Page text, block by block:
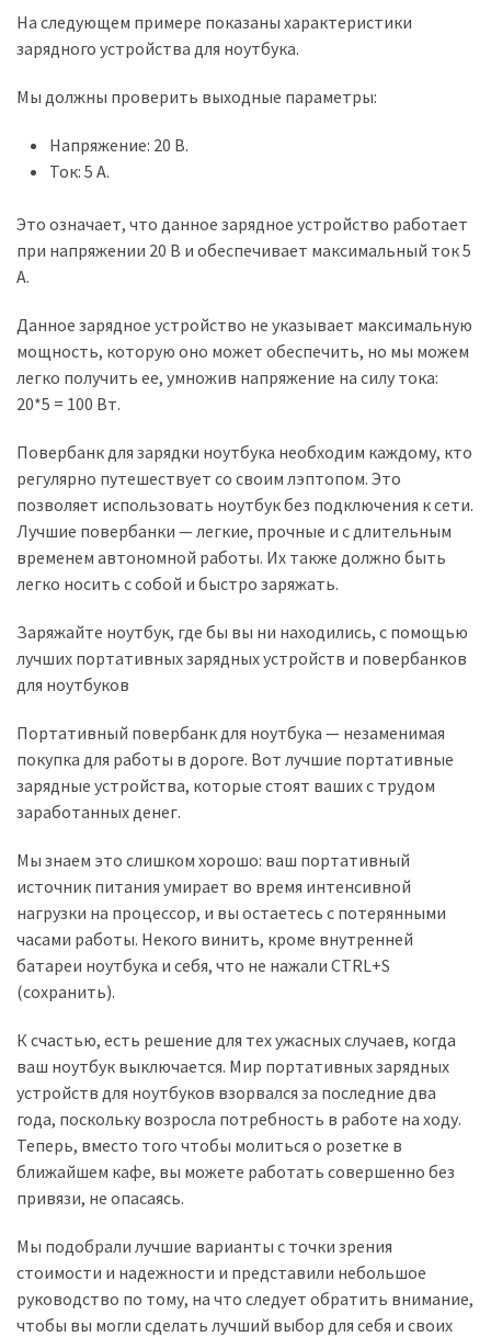
(1)На следующем примере показаны характеристики
зарядного устройства для ноутбука.
Мы должны проверить выходные параметры:
Напряжение: 20 В.
Ток: 5 А.
Это означает, что данное зарядное устройство работает
при напряжении 20 В и обеспечивает максимальный ток 5
А.
Данное зарядное устройство не указывает максимальную
мощность, которую оно может обеспечить, но мы можем
легко получить ее, умножив напряжение на силу тока:
20*5 = 100 Вт.
Повербанк для зарядки ноутбука необходим каждому, кто
регулярно путешествует со своим лэптопом. Это
позволяет использовать ноутбук без подключения к сети.
Лучшие повербанки — легкие, прочные и с длительным
временем автономной работы. Их также должно быть
легко носить с собой и быстро заряжать.
Заряжайте ноутбук, где бы вы ни находились, с помощью
лучших портативных зарядных устройств и повербанков
для ноутбуков
Портативный повербанк для ноутбука — незаменимая
покупка для работы в дороге. Вот лучшие портативные
зарядные устройства, которые стоят ваших с трудом
заработанных денег.
Мы знаем это слишком хорошо: ваш портативный
источник питания умирает во время интенсивной
нагрузки на процессор, и вы остаетесь с потерянными
часами работы. Некого винить, кроме внутренней
батареи ноутбука и себя, что не нажали CTRL+S
(сохранить).
К счастью, есть решение для тех ужасных случаев, когда
ваш ноутбук выключается. Мир портативных зарядных
устройств для ноутбуков взорвался за последние два
года, поскольку возросла потребность в работе на ходу.
Теперь, вместо того чтобы молиться о розетке в
ближайшем кафе, вы можете работать совершенно без
привязи, не опасаясь.
Мы подобрали лучшие варианты с точки зрения
стоимости и надежности и представили небольшое
руководство по тому, на что следует обратить внимание,
чтобы вы могли сделать лучший выбор для себя и своих